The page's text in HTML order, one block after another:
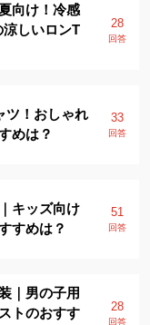
向け！冷感
しいロンT
28
回答
ツ！おしゃれ
めは？
33
回答
キッズ向け
すめは？
51
回答
｜男の子用
トのおすす
28
回答